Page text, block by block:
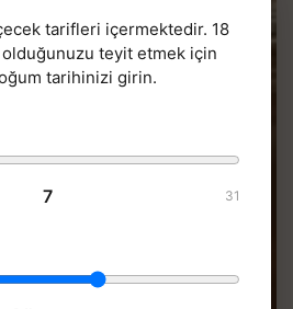
tarifleri içermektedir. 18
olduğunuzu teyit etmek için
tarihinizi girin.
7 31